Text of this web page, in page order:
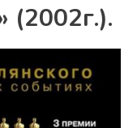
(2002г.).